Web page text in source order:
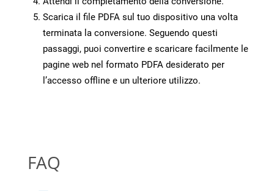
Scarica il file PDFA sul tuo dispositivo una volta
terminata la conversione. Seguendo questi
passaggi, puoi convertire e scaricare facilmente le
pagine web nel formato PDFA desiderato per
l’accesso offline e un ulteriore utilizzo.
FAQ